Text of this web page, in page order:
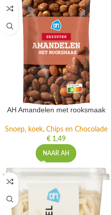
AH Amandelen met rooksmaak
Snoep, koek, Chips en Chocolade
€1,49
NAAR AH